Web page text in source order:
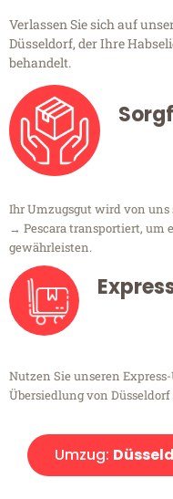
Verlassen Sie sich auf
Düsseldorf, der Ihre
behandelt.
Ihr Umzugsgut wird von
→ Pescara transportiert, um
gewährleisten.
Nutzen Sie unseren
Übersiedlung von
Umzug: